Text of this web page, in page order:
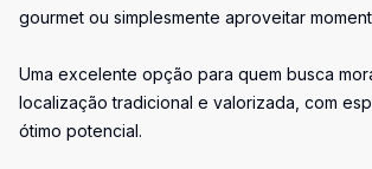
gourmet ou simplesmente aproveitar
Uma excelente opção para quem busca
localização tradicional e valorizada, com
ótimo potencial.